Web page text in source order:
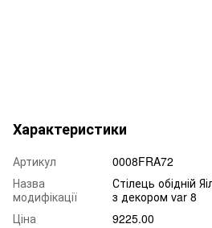
Характеристики
Артикул
0008FRA72
Назва
модифікації
Стілець обідній
з декором var 8
Ціна
9225.00